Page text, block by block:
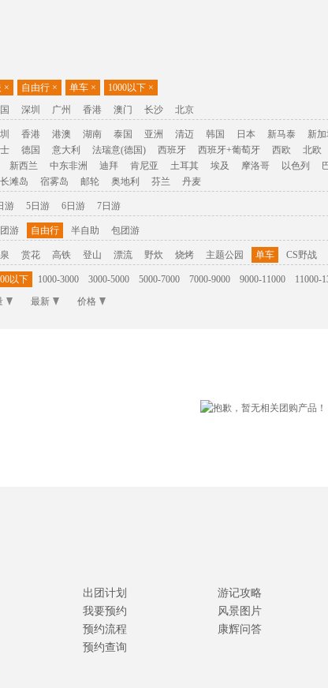
× 自由行 × 单车 × 1000以下 ×
深圳 广州 香港 澳门 长沙 北京
香港 港澳 湖南 泰国 亚洲 清迈 韩国 日本 新马泰 新加
德国 意大利 法瑞意(德国) 西班牙 西班牙+葡萄牙 西欧 北欧
新西兰 中东非洲 迪拜 肯尼亚 土耳其 埃及 摩洛哥 以色列
长滩岛 宿雾岛 邮轮 奥地利 芬兰 丹麦
游 5日游 6日游 7日游
游 自由行 半自助 包团游
赏花 高铁 登山 漂流 野炊 烧烤 主题公园 单车 CS野战
以下 1000-3000 3000-5000 5000-7000 7000-9000 9000-11000 11000-
最新 价格
出团计划
我要预约
预约流程
预约查询
游记攻略
风景图片
康辉问答